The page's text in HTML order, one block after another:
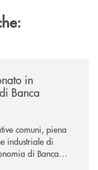
in
Banca
comuni, piena
industriale di
di Banca